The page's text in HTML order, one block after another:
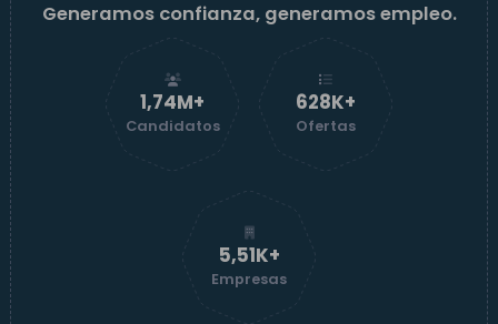
Generamos confianza, generamos empleo.
1,74M+
Candidatos
629K+
Ofertas
5,52K+
Empresas